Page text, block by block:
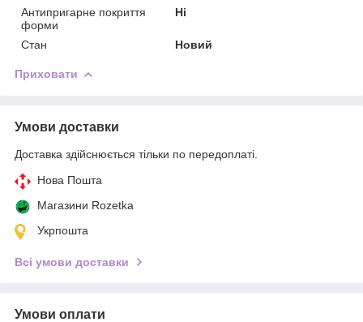
Антипригарне покриття
форми
Ні
Стан Новий
Приховати
Умови доставки
Доставка здійснюється тільки по передоплаті.
Нова Пошта
Магазини Rozetka
Укрпошта
Всі умови доставки
Умови оплати